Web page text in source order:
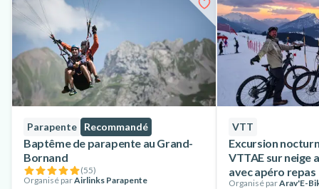
Parapente Recommandé
Baptême de parapente au Grand-
Bornand
(55)
Organisé parAirlinks Parapente
VTT
Excursion
VTTAE sur neige
avec apéro repas
Organisé parArav'E-